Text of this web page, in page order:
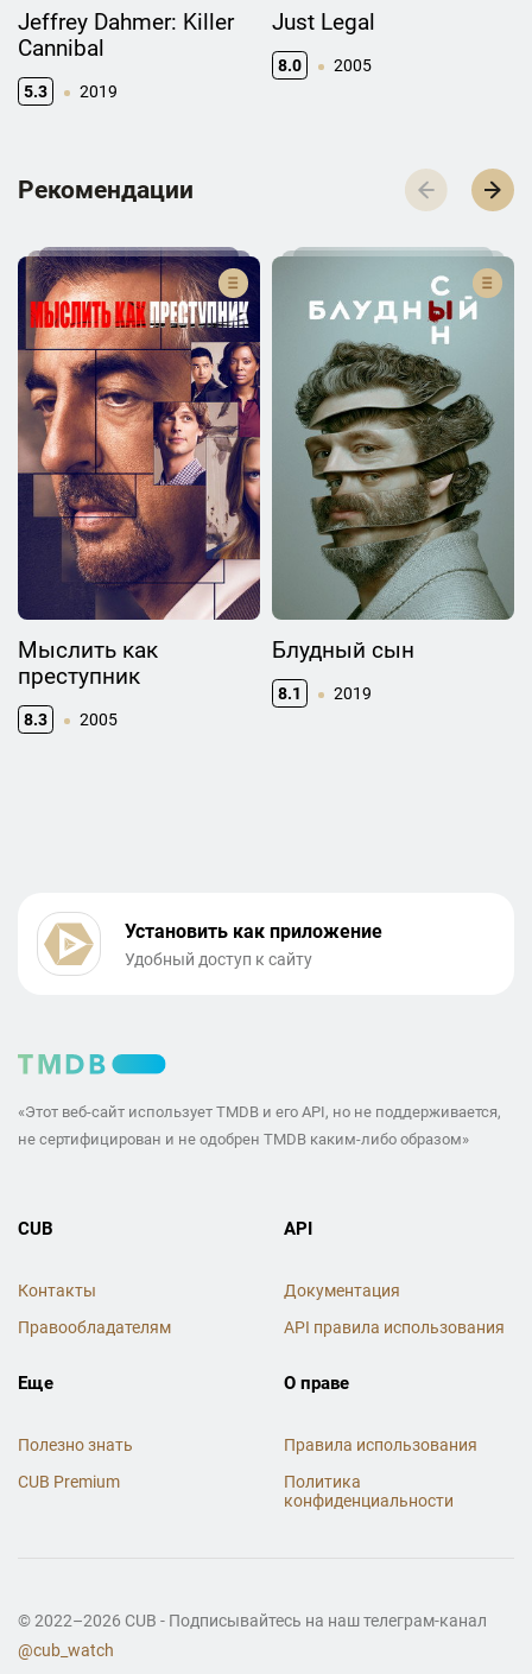
Jeffrey Dahmer: Killer
Cannibal
5.3 2019
Just Legal
8.0 2005
Р­­­е­­­к­­­о­­­м­­­е­­­н­­­д­­­а­­­ц­­­и­­­и
Мыслить как
преступник
8.3 2005
Блудный сын
8.1 2019
Установить как приложение
Удобный доступ к сайту
«Этот веб-сайт использует TMDB и его API, но не поддерживается,
не сертифицирован и не одобрен TMDB каким-либо образом»
CUB
Контакты
Правообладателям
API
Документация
API правила использования
Еще
Полезно знать
CUB Premium
О праве
Правила использования
Политика
конфиденциальности
© 2022–2026 CUB - Подписывайтесь на наш телеграм-канал
@cub_watch